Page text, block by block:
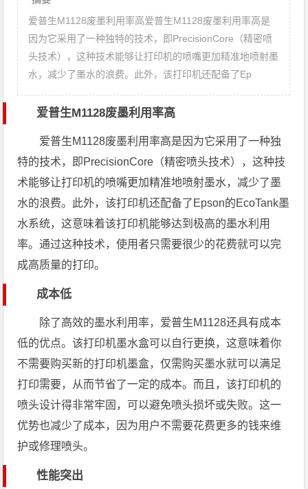
爱普生M1128废墨利用率高爱普生M1128废墨利用率高是
因为它采用了一种独特的技术，即PrecisionCore（精密喷
头技术），这种技术能够让打印机的喷嘴更加精准地喷射墨
水，减少了墨水的浪费。此外，该打印机还配备了Ep
爱普生M1128废墨利用率高
爱普生M1128废墨利用率高是因为它采用了一种独
特的技术，即PrecisionCore（精密喷头技术），这种技
术能够让打印机的喷嘴更加精准地喷射墨水，减少了墨
水的浪费。此外，该打印机还配备了Epson的EcoTank墨
水系统，这意味着该打印机能够达到极高的墨水利用
率。通过这种技术，使用者只需要很少的花费就可以完
成高质量的打印。
成本低
除了高效的墨水利用率，爱普生M1128还具有成本
低的优点。该打印机墨水盒可以自行更换，这意味着你
不需要购买新的打印机墨盒，仅需购买墨水就可以满足
打印需要，从而节省了一定的成本。而且，该打印机的
喷头设计得非常牢固，可以避免喷头损坏或失败。这一
优势也减少了成本，因为用户不需要花费更多的钱来维
护或修理喷头。
性能突出